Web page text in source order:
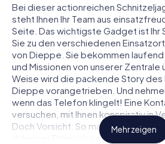
Bei dieser actionreichen
steht Ihnen Ihr Team aus
Seite. Das wichtigste Gadget ist Ihr
Sie zu den verschiedenen
von Dieppe. Sie bekommen
und Missionen von unserer
Weise wird die packende Story des
Dieppe vorangetrieben. Und
wenn das Telefon klingelt! Eine
versuchen, mit Ihnen konspirativ in
Doch Vorsicht: So mancher
dubioser Doppelagent und so
Mehr zeigen